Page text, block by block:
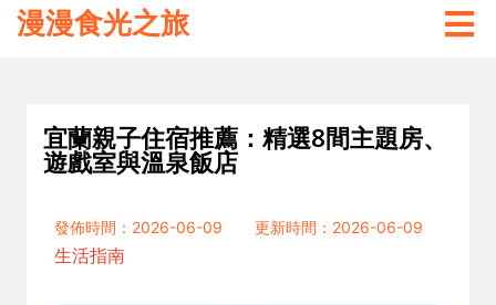
漫漫食光之旅
宜蘭親子住宿推薦：精選8間主題房、
遊戲室與溫泉飯店
發佈時間：2026-06-09
更新時間：2026-06-09
生活指南